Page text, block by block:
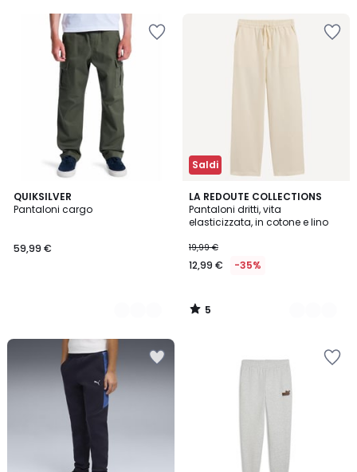
QUIKSILVER
Pantaloni cargo
59,99 €
2
Colori
Saldi
LA REDOUTE COLLECTIONS
Pantaloni dritti, vita
elasticizzata, in cotone e lino
19,99 €
12,99 € -35%
5
/
5
3
Colori
5
/